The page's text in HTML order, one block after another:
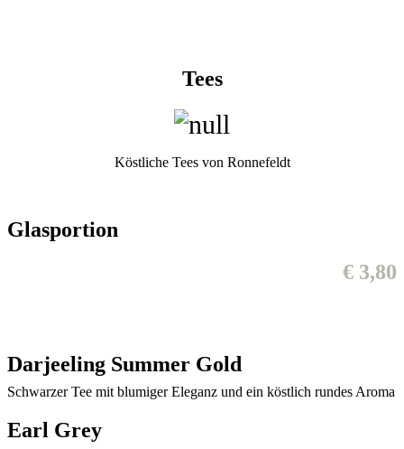
Tees
Köstliche Tees von Ronnefeldt
Glasportion
€ 3,80
Darjeeling Summer Gold
Schwarzer Tee mit blumiger Eleganz und ein köstlich rundes Aroma
Earl Grey